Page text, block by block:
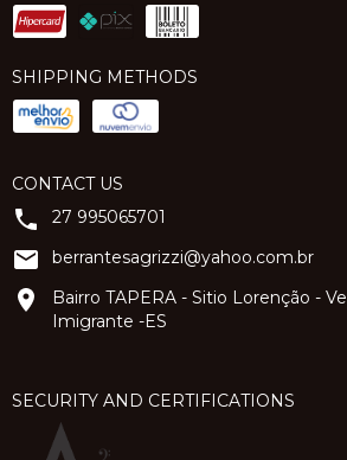
SHIPPING METHODS
CONTACT US
27 995065701
berrantesagrizzi@yahoo.com.br
Bairro TAPERA - Sitio Lorenção -
Imigrante -ES
SECURITY AND CERTIFICATIONS